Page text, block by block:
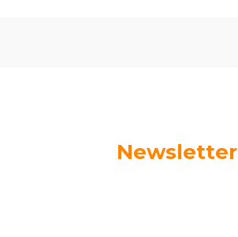
Newsletter